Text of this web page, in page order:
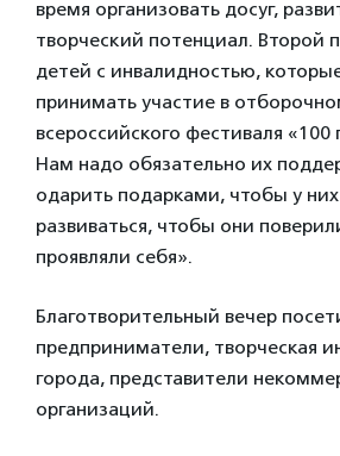
время организовать досуг,
творческий потенциал. Второй
детей с инвалидностью,
принимать участие в
всероссийского фестиваля «100
Нам надо обязательно их
одарить подарками, чтобы у
развиваться, чтобы они
проявляли себя».
Благотворительный вечер
предприниматели, творческая
города, представители
организаций.